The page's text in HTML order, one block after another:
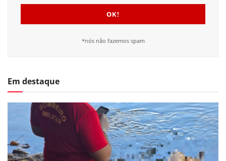
*nós não fazemos spam
Em destaque